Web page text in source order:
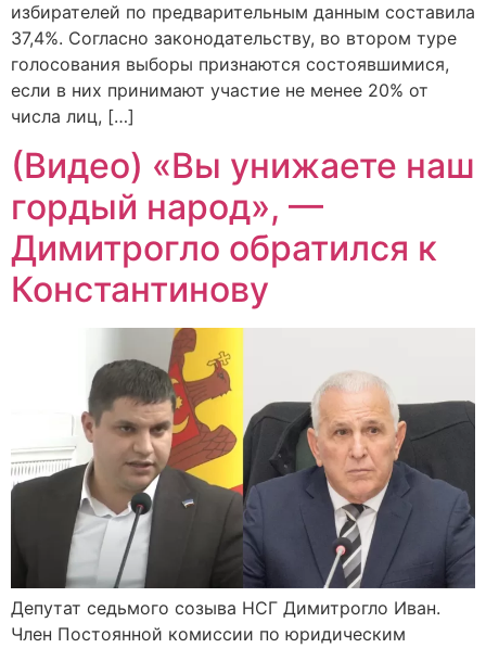
избирателей по предварительным данным составила
37,4%. Согласно законодательству, во втором туре
голосования выборы признаются состоявшимися,
если в них принимают участие не менее 20% от
числа лиц, […]
(Видео) «Вы унижаете наш
гордый народ», —
Димитрогло обратился к
Константинову
Депутат седьмого созыва НСГ Димитрогло Иван.
Член Постоянной комиссии по юридическим